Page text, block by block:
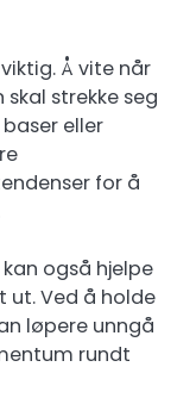
Å vite når
strekke seg
eller
for å
også hjelpe
ut. Ved å holde
løpere unngå
rundt